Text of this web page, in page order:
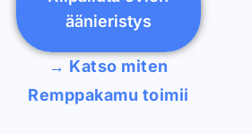
äänieristys
→ Katso miten
Remppakamu toimii